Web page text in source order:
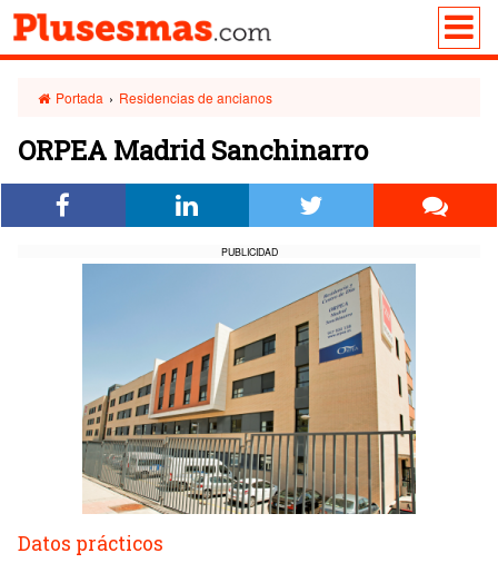
Portada › Residencias de ancianos
ORPEA Madrid Sanchinarro
PUBLICIDAD
Datos prácticos